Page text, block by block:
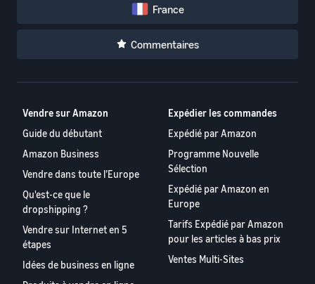
France
Commentaires
Vendre sur Amazon
Guide du débutant
Amazon Business
Vendre dans toute l’Europe
Qu'est-ce que le
dropshipping ?
Vendre sur Internet en 5
étapes
Idées de business en ligne
Expédier les commandes
Expédié par Amazon
Programme Nouvelle
Sélection
Expédié par Amazon en
Europe
Tarifs Expédié par Amazon
pour les articles à bas prix
Ventes Multi-Sites